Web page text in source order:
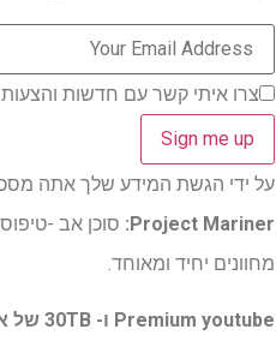
צרו איתי קשר עם חדשות
על ידי הגשת המידע שלך אתה מסכים
Project Mariner:
מחוונים יחיד ומאוחד.
Premium youtube ו- 30TB של אחסון: